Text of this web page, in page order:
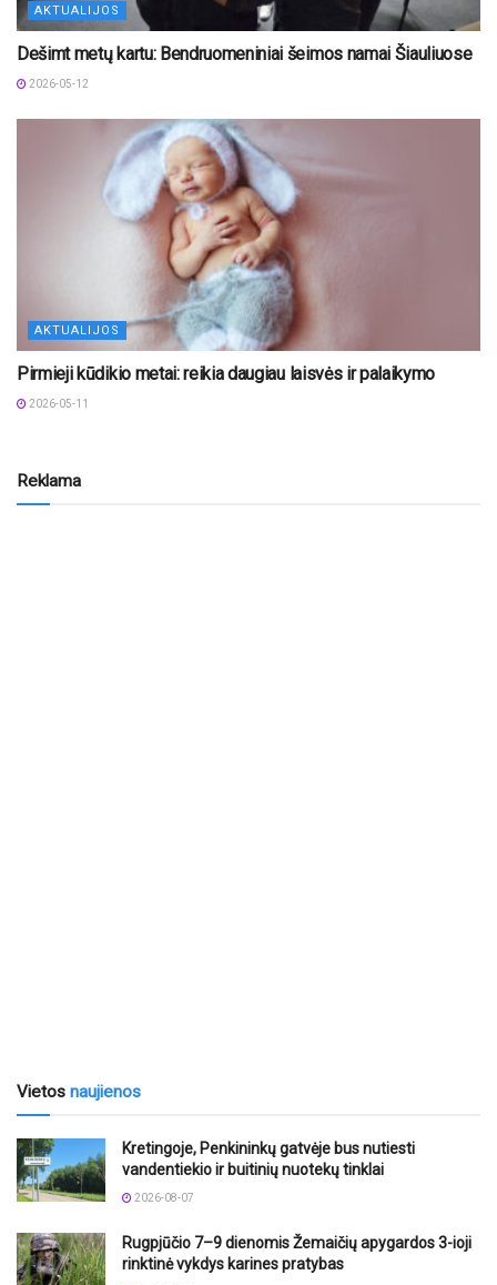
AKTUALIJOS
Dešimt metų kartu: Bendruomeniniai šeimos namai Šiauliuose
2026-05-12
AKTUALIJOS
Pirmieji kūdikio metai: reikia daugiau laisvės ir palaikymo
2026-05-11
Reklama
Vietos naujienos
Kretingoje, Penkininkų gatvėje bus nutiesti
vandentiekio ir buitinių nuotekų tinklai
2026-08-07
Rugpjūčio 7–9 dienomis Žemaičių apygardos 3-ioji
rinktinė vykdys karines pratybas